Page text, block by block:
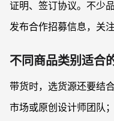
证明、签订协议。不少
发布合作招募信息，关
不同商品类别适合
带货时，选货源还要结
市场或原创设计师团队；